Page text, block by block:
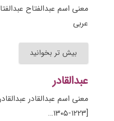
معنی اسم عبدالفتاح
عربی
بیش تر بخوانید
عبدالقادر
[۱۲۲۳-۱۳۰۵…